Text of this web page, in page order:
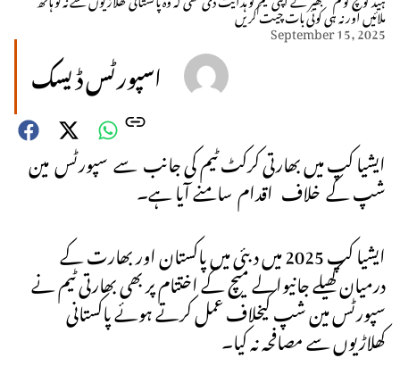
ملائیں اور نہ ہی کوئی بات چیت کریں
September 15, 2025
اسپورٹس ڈیسک
ایشیا کپ میں بھارتی کرکٹ ٹیم کی جانب سے سپورٹس مین
شپ کے خلاف اقدام سامنے آیا ہے۔
ایشیا کپ 2025 میں دبئی میں پاکستان اور بھارت کے
درمیان کھیلے جانیوالے میچ کے اختتام پر بھی بھارتی ٹیم نے
سپورٹس مین شپ کیخلاف عمل کرتے ہوئے پاکستانی
کھلاڑیوں سے مصافحہ نہ کیا۔